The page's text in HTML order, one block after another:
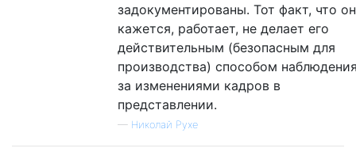
задокументированы. Тот факт, что
кажется, работает, не делает его
действительным (безопасным для
производства) способом
за изменениями кадров в
представлении.
— Николай Рухе